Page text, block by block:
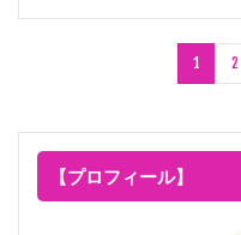
1 2
【プロフィール】